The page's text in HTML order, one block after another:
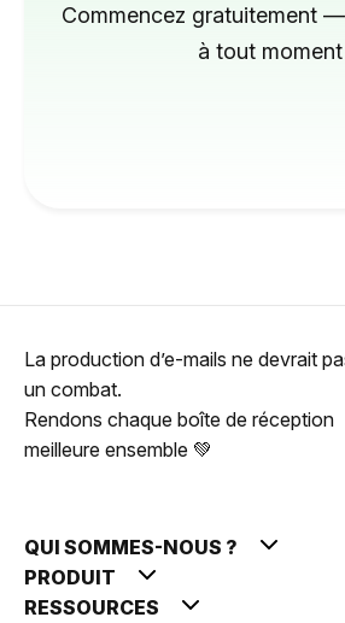
Commencez gratuitement
à tout moment
La production d’e-mails ne devrait
un combat.
Rendons chaque boîte de réception
meilleure ensemble 💚
QUI SOMMES-NOUS ?
PRODUIT
RESSOURCES